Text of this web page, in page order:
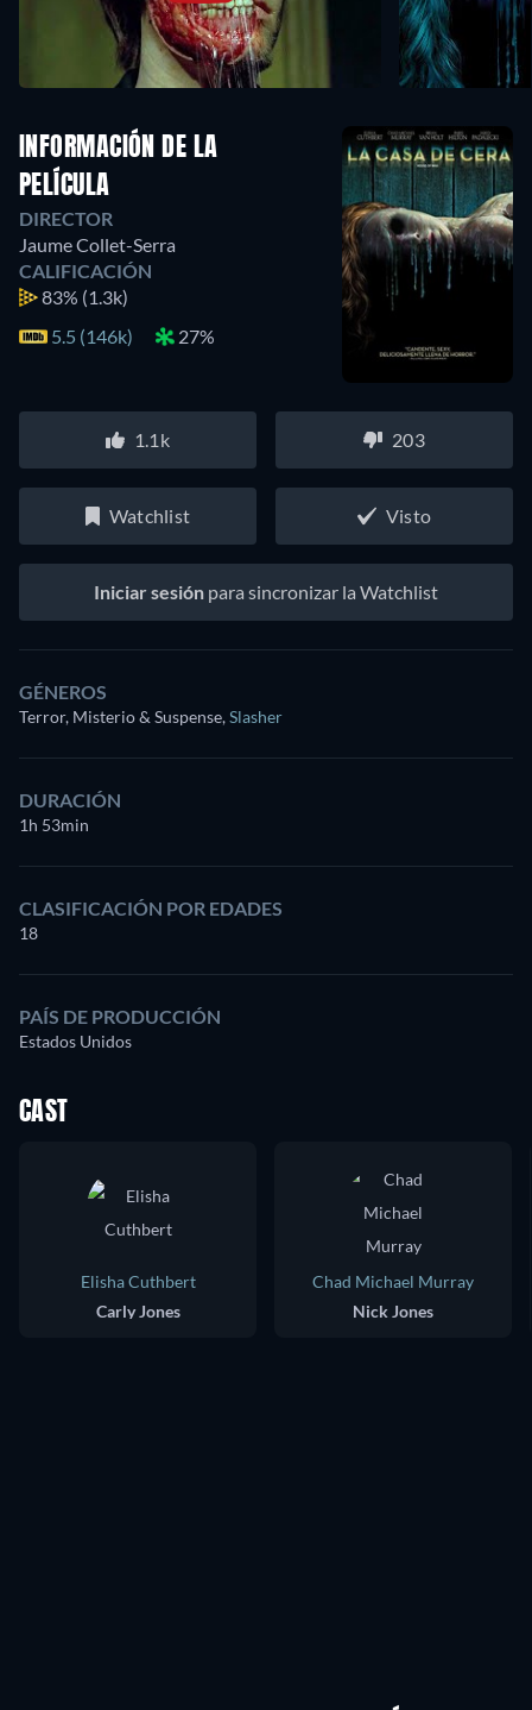
INFORMACIÓN DE LA
PELÍCULA
DIRECTOR
Jaume Collet-Serra
CALIFICACIÓN
83% (1.3k)
5.5 (146k)
27%
1.1k 203
Watchlist Visto
Iniciar sesión para sincronizar la Watchlist
GÉNEROS
Terror, Misterio & Suspense,Slasher
DURACIÓN
1h 53min
CLASIFICACIÓN POR EDADES
18
PAÍS DE PRODUCCIÓN
Estados Unidos
CAST
Elisha Cuthbert
Carly Jones
Chad Michael Murray
Nick Jones